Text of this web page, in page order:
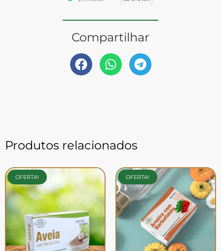
Compartilhar
Produtos relacionados
OFERTA! OFERTA!